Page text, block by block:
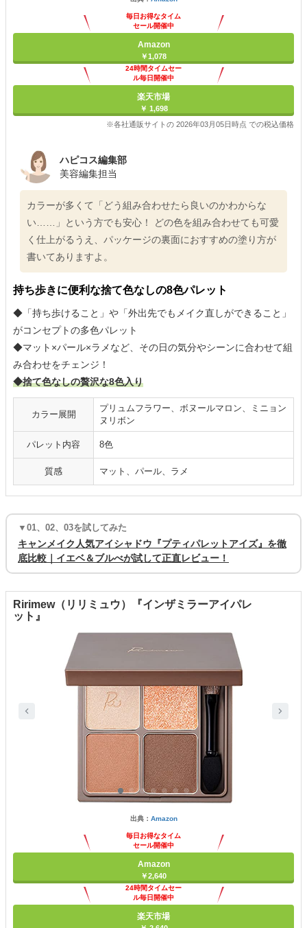
毎日お得なタイム
セール開催中
Amazon
￥1,078
24時間タイムセー
ル毎日開催中
楽天市場
￥ 1,698
※各社通販サイトの 2026年03月05日時点 での税込価格
ハピコス編集部
美容編集担当
カラーが多くて「どう組み合わせたら良いのかわからな
い……」という方でも安心！ どの色を組み合わせても可愛
く仕上がるうえ、パッケージの裏面におすすめの塗り方が
書いてありますよ。
持ち歩きに便利な捨て色なしの8色パレット
◆「持ち歩けること」や「外出先でもメイク直しができること」
がコンセプトの多色パレット
◆マット×パール×ラメなど、その日の気分やシーンに合わせて組
み合わせをチェンジ！
◆捨て色なしの贅沢な8色入り
カラー展開
プリュムフラワー、ボヌールマロン、ミニョン
ヌリボン
パレット内容 8色
質感 マット、パール、ラメ
▼01、02、03を試してみた
キャンメイク人気アイシャドウ『プティパレットアイズ』を徹
底比較｜イエベ＆ブルべが試して正直レビュー！
Ririmew（リリミュウ）『インザミラーアイパレ
ット』
出典： Amazon
毎日お得なタイム
セール開催中
Amazon
￥2,640
24時間タイムセー
ル毎日開催中
楽天市場